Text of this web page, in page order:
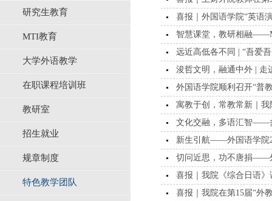
研究生教育
MTI教育
大学外语教学
在职课程培训班
教研室
招生就业
规章制度
特色教学团队
喜报｜外国语学院“英语
智慧课堂，教研相融
远近高低各不同 | “吾爱
浚哲文明，融通中外 | 走
外国语学院顺利召开“普
寓教于创，常教常新｜
文化交融，多语汇智——
新生引航——外国语学院
切问近思，功不唐捐——
喜报｜我院《综合日语
喜报｜我院在第15届“外